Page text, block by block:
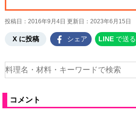
投稿日：2016年9月4日 更新日： 2023年6月15日
X に投稿 シェア LINE で送る
コメント